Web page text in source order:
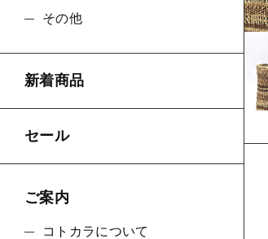
その他
新着商品
セール
ご案内
コトカラについて